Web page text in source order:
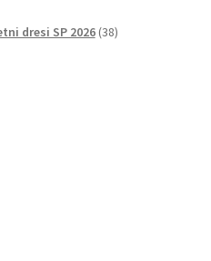
dresi SP 2026 38izdelkov